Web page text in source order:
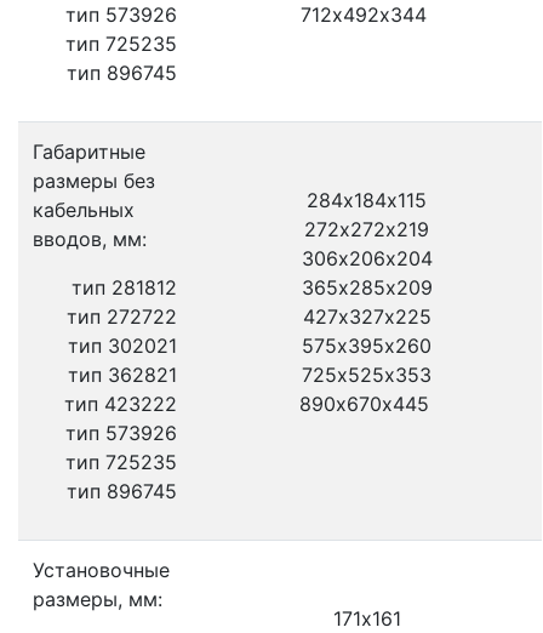
тип 573926
тип 725235
тип 896745
712х492х344
Габаритные
размеры без
кабельных
вводов, мм:
тип 281812
тип 272722
тип 302021
тип 362821
тип 423222
тип 573926
тип 725235
тип 896745
284х184х115
272х272х219
306х206х204
365х285х209
427х327х225
575х395х260
725х525х353
890х670х445
Установочные
размеры, мм:
171х161